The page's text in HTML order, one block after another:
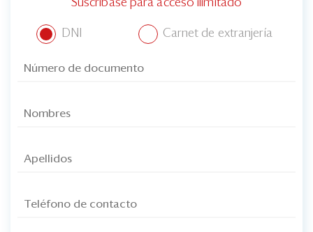
Suscríbase para acceso ilimitado
DNI Carnet de extranjería